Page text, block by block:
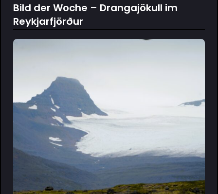
Bild der Woche – Drangajökull im
Reykjarfjörður